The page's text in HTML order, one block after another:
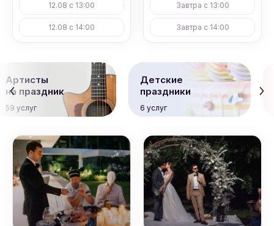
12.08 с 13:00
12.08 с 14:00
Завтра с 13:00
Завтра с 14:00
Артисты
на праздник
59 услуг
Детские
праздники
6 услуг